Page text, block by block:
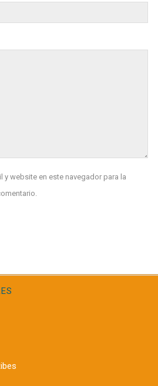
y website en este navegador para la